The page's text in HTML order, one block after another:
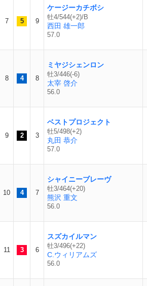
7 5 9
ケージーカチボシ
牡4/544(+2)/B
西田 雄一郎
57.0
8 4 8
ミヤジシェンロン
牡3/446(-6)
太宰 啓介
56.0
9 2 3
ベストプロジェクト
牡5/498(+2)
丸田 恭介
57.0
10 4 7
シャイニーブレーヴ
牡3/464(+20)
熊沢 重文
56.0
11 3 6
スズカイルマン
牡3/496(+22)
C.ウィリアムズ
56.0